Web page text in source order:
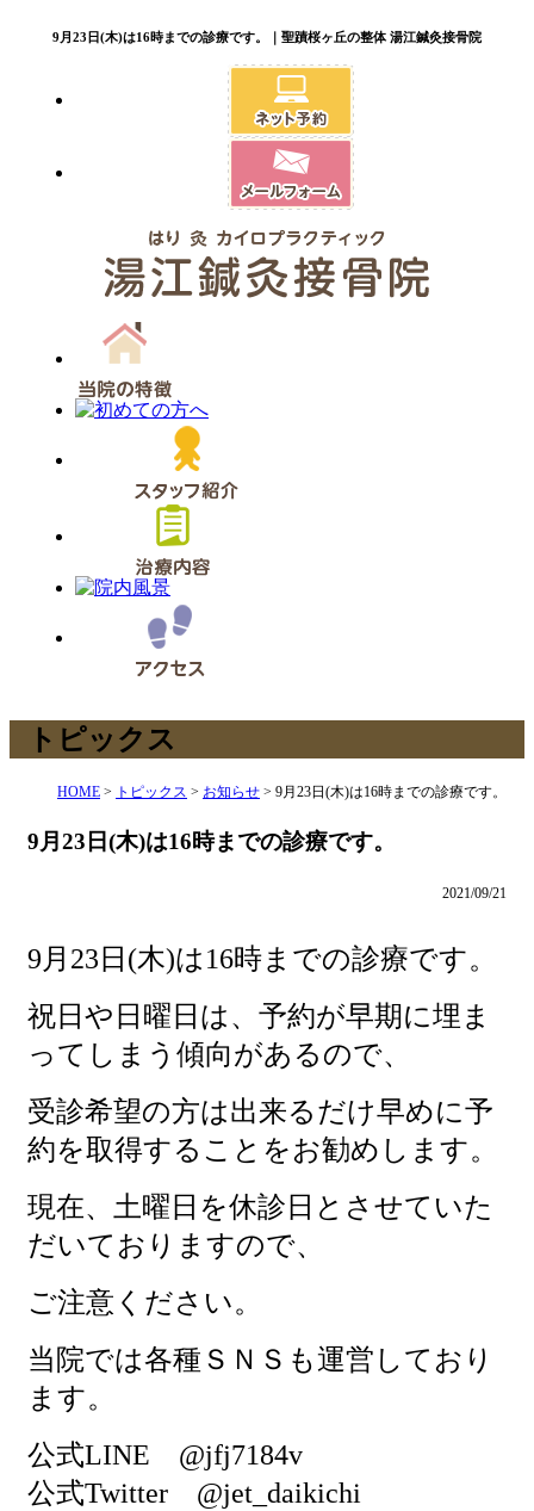
9月23日(木)は16時までの診療です。｜聖蹟桜ヶ丘の整体 湯江鍼灸接骨院
トピックス
HOME > トピックス > お知らせ > 9月23日(木)は16時までの診療です。
9月23日(木)は16時までの診療です。
2021/09/21
9月23日(木)は16時までの診療です。
祝日や日曜日は、予約が早期に埋ま
ってしまう傾向があるので、
受診希望の方は出来るだけ早めに予
約を取得することをお勧めします。
現在、土曜日を休診日とさせていた
だいておりますので、
ご注意ください。
当院では各種ＳＮＳも運営しており
ます。
公式LINE @jfj7184v
公式Twitter @jet_daikichi